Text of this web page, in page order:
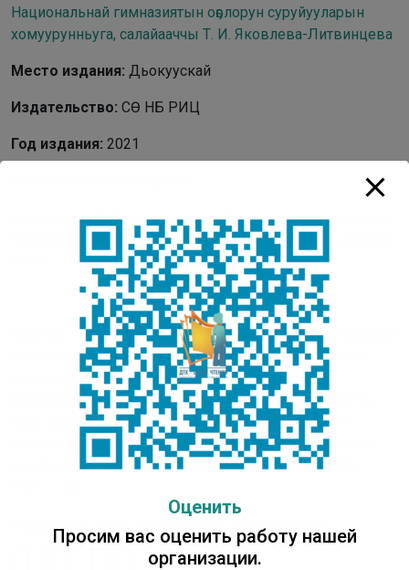
Национальнай гимназиятын оҕолорун суруйууларын
хомуурунньуга, салайааччы Т. И. Яковлева-Литвинцева
Место издания: Дьокуускай
Издательство: СӨ НБ РИЦ
Год издания: 2021
Аннотация:В сборник вошли стихи, рассказы учеников
Якутской городской национальной гимназии на разные
Бастакы холонуулар : Дьокуускай куорат Национальнай
гимназиятын оҕолорун суруйууларын хомуурунньуга,
салайааччы Т. И. Яковлева-Литвинцева / Саха
Өрөспүүбүлүкэтин Национальнай бибилэтиэкэтин Оҕо
ааҕар киинин цифровой эйгэтин салаата ; хомуйан
оҥордулар Л. Д. Филиппова, Т. Н. Сивцева ; аан тылы
суруйда Т. И. Яковлева. – Дьокуускай : СӨ НБ РИЦ,
Насколько вам понравилась публикация?
Оценить
Просим вас оценить работу нашей
организации.